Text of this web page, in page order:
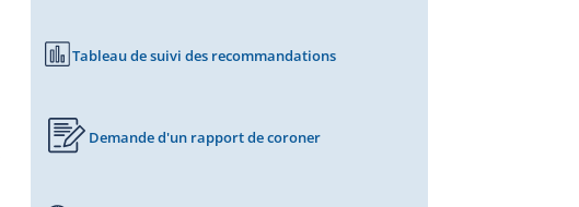
Tableau de suivi des recommandations
Demande d'un rapport de coroner